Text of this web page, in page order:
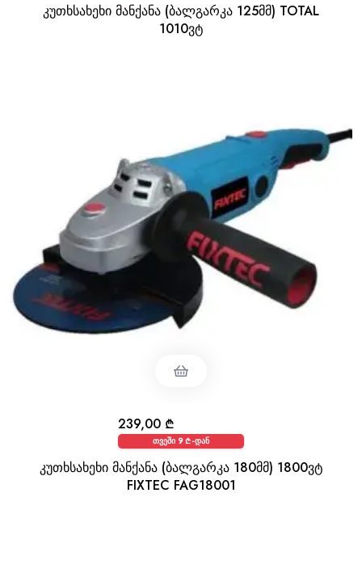
კუთხსახეხი მანქანა (ბალგარკა 125მმ) TOTAL
1010ვტ
კუთხსახეხი მანქანა (ბალგარკა 180მმ) 1800ვტ
FIXTEC FAG18001
239,00 ₾
თვეში 9 ₾-დან